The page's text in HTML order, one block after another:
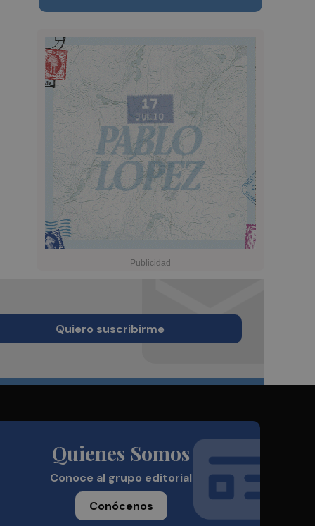
Quiero suscribirme
Quienes Somos
Conoce al grupo editorial
Conócenos